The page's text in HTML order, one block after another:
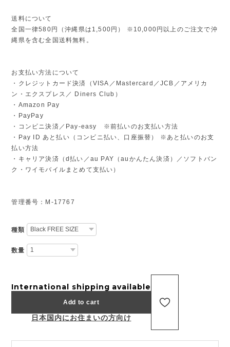
送料について
全国一律580円（沖縄県は1,500円） ※10,000円以上のご注文で沖
縄県を含む全国送料無料。
お支払い方法について
・クレジットカード決済（VISA／Mastercard／JCB／アメリカ
ン・エクスプレス／ Diners Club）
・Amazon Pay
・PayPay
・コンビニ決済／Pay-easy ※前払いのお支払い方法
・Pay ID あと払い（コンビニ払い、口座振替） ※あと払いのお支
払い方法
・キャリア決済（d払い／au PAY（auかんたん決済）／ソフトバン
ク・ワイモバイルまとめて支払い）
管理番号：M-17767
種類
数量
International shipping available
Add to cart
日本国内にお住まいの方向け